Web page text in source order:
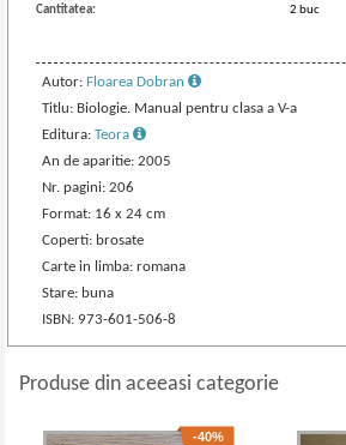
Cantitatea:
2 buc
Autor:Floarea Dobran
Titlu: Biologie. Manual pentru clasa a V-a
Editura:Teora
An de aparitie: 2005
Nr. pagini: 206
Format: 16 x 24 cm
Coperti: brosate
Carte in limba: romana
Stare: buna
ISBN: 973-601-506-8
Produse din aceeasi categorie
-40%